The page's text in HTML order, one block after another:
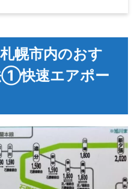
幌市内のおす
①快速エアポー